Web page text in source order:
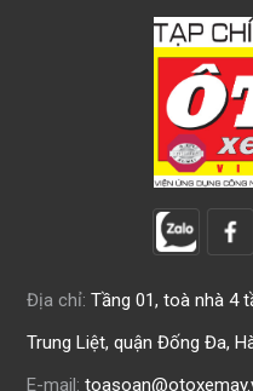
Địa chỉ: Tầng 01, toà nhà 4
Trung Liệt, quận Đống Đa,
E-mail: